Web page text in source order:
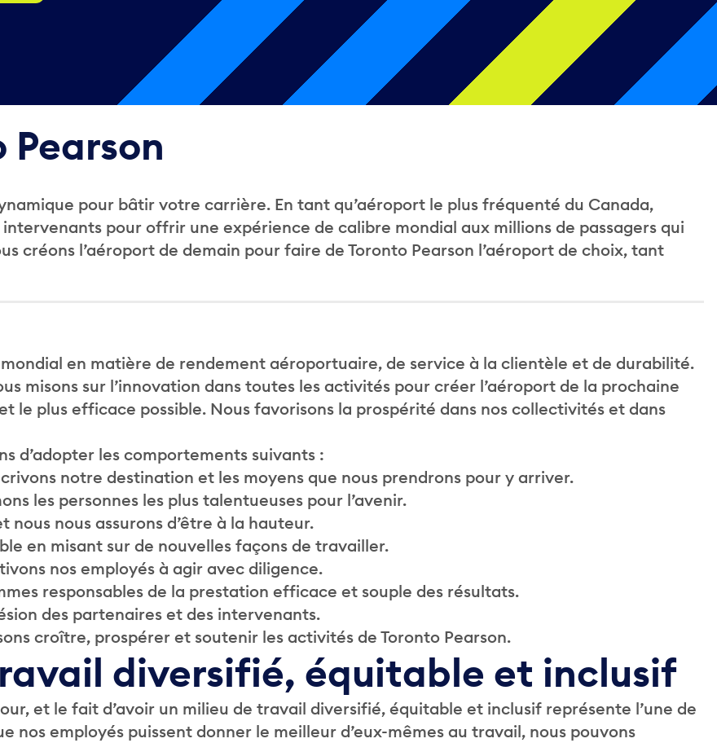
pour bâtir votre carrière. En tant qu’aéroport le plus fréquenté du Canada,
pour offrir une expérience de calibre mondial aux millions de passagers qui
créons l’aéroport de demain pour faire de Toronto Pearson l’aéroport de choix, tant
en matière de rendement aéroportuaire, de service à la clientèle et de durabilité.
misons sur l’innovation dans toutes les activités pour créer l’aéroport de la prochaine
le plus efficace possible. Nous favorisons la prospérité dans nos collectivités et dans
d’adopter les comportements suivants :
notre destination et les moyens que nous prendrons pour y arriver.
les personnes les plus talentueuses pour l’avenir.
nous nous assurons d’être à la hauteur.
en misant sur de nouvelles façons de travailler.
nos employés à agir avec diligence.
responsables de la prestation efficace et souple des résultats.
des partenaires et des intervenants.
croître, prospérer et soutenir les activités de Toronto Pearson.
diversifié, équitable et inclusif
et le fait d’avoir un milieu de travail diversifié, équitable et inclusif représente l’une de
nos employés puissent donner le meilleur d’eux-mêmes au travail, nous pouvons